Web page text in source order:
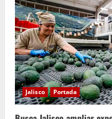
Jalisco Portada